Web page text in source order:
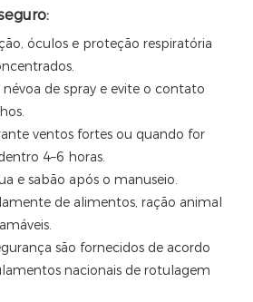
óculos e proteção respiratória
névoa de spray e evite o contato
ventos fortes ou quando for
4–6 horas.
e sabão após o manuseio.
de alimentos, ração animal
são fornecidos de acordo
nacionais de rotulagem